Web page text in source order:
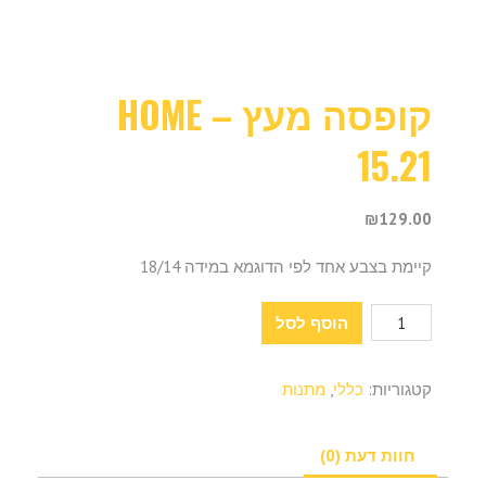
קופסה מעץ – HOME
15.21
₪129.00
קיימת בצבע אחד לפי הדוגמא במידה 18/14
כמות
של
מעץ
Home
15.21
הוסף לסל
קטגוריות: כללי מתנות
חוות דעת (0)